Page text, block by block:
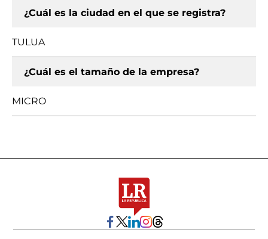
¿Cuál es la ciudad en el que se registra?
TULUA
¿Cuál es el tamaño de la empresa?
MICRO